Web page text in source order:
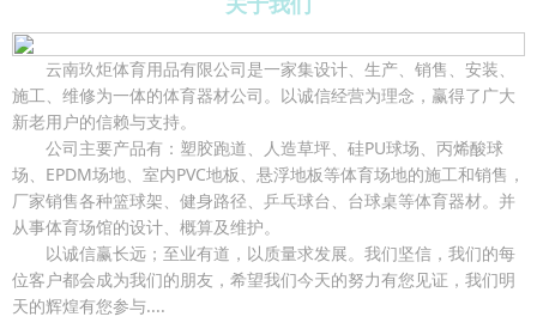
云南玖炬体育用品有限公司是一家集设计、生产、销售、安装、
施工、维修为一体的体育器材公司。以诚信经营为理念，赢得了广大
新老用户的信赖与支持。
公司主要产品有：塑胶跑道、人造草坪、硅PU球场、丙烯酸球
场、EPDM场地、室内PVC地板、悬浮地板等体育场地的施工和销售，
厂家销售各种篮球架、健身路径、乒乓球台、台球桌等体育器材。并
从事体育场馆的设计、概算及维护。
以诚信赢长远；至业有道，以质量求发展。我们坚信，我们的每
位客户都会成为我们的朋友，希望我们今天的努力有您见证，我们明
天的辉煌有您参与....